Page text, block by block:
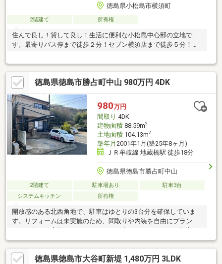
徳島県小松島市横須町
2階建て 所有権
住んで良し！貸して良し！生活に便利な小松島中心部の立地で
す。最寄りバス停まで徒歩２分！セブン横須店まで徒歩５分！
ｍ）
徳島県徳島市勝占町中山 980万円 4DK
980万円
間取り 4DK
建物面積88.59m2
土地面積104.13m2
築年月 2001年1月(築25年8ヶ月)
ＪＲ牟岐線 地蔵橋駅 徒歩18分
徳島県徳島市勝占町中山
2階建て 駐車場あり
駐車3台
システムキッチン
所有権
開放感のある北西角地で、駐車はゆとりの3台分を確保していま
す。リフォームは未実施のため、間取りや内装を自由にプランニ
ング可能。ご家族のライフスタイルに合わせたリフォーム提案も
承ります。立地・環境・自由度を重視する方におすすめの一邸で
す
徳島県徳島市大谷町新堤 1,480万円 3LDK